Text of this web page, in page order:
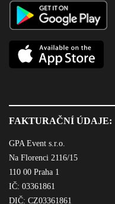
FAKTURAČNÍ ÚDAJE:
GPA Event s.r.o.
Na Florenci 2116/15
110 00 Praha 1
IČ: 03361861
DIČ: CZ03361861